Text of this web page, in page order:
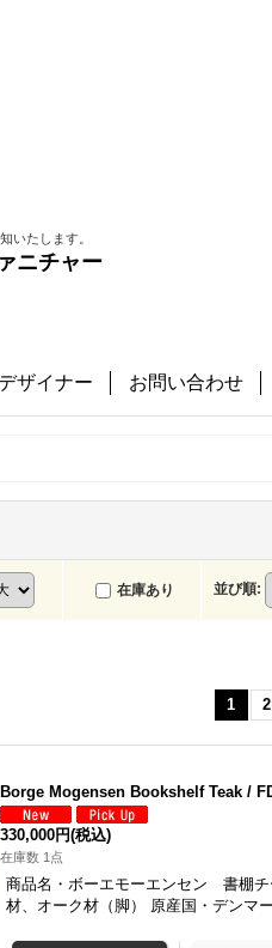
いたします。
ニチャー
デザイナー お問い合わせ
在庫あり 並び順:
1 2
Borge Mogensen Bookshelf Teak /
330,000円(税込)
在庫数 1点
商品名・ボーエモーエンセン 書棚チ
材、オーク材（脚） 原産国・デンマ